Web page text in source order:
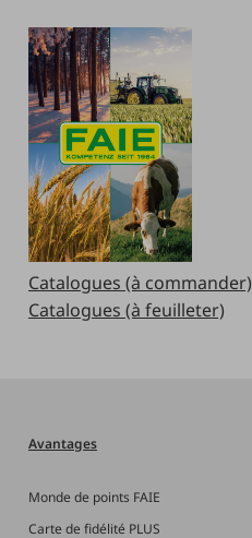
Catalogues (à commander)
Catalogues (à feuilleter)
Avantages
Monde de points FAIE
Carte de fidélité PLUS